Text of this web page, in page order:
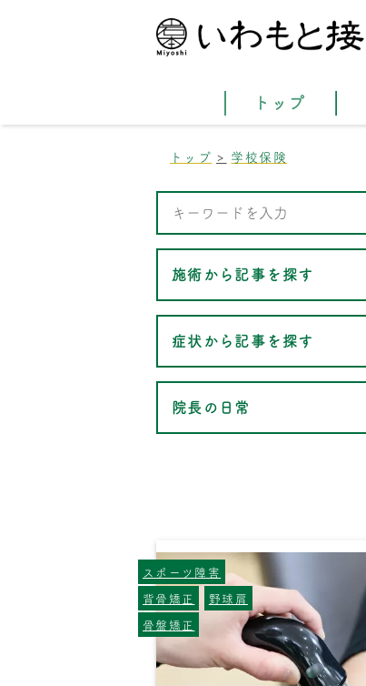
トップ
トップ 学校保険
施術から記事を探す
症状から記事を探す
院長の日常
スポーツ障害
背骨矯正
野球肩
骨盤矯正